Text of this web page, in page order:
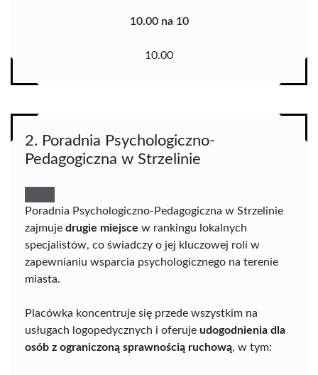
10.00 na 10
10.00
2. Poradnia Psychologiczno-
Pedagogiczna w Strzelinie
Poradnia Psychologiczno-Pedagogiczna w Strzelinie
zajmuje drugie miejsce w rankingu lokalnych
specjalistów, co świadczy o jej kluczowej roli w
zapewnianiu wsparcia psychologicznego na terenie
miasta.
Placówka koncentruje się przede wszystkim na
usługach logopedycznych i oferuje udogodnienia dla
osób z ograniczoną sprawnością ruchową, w tym: